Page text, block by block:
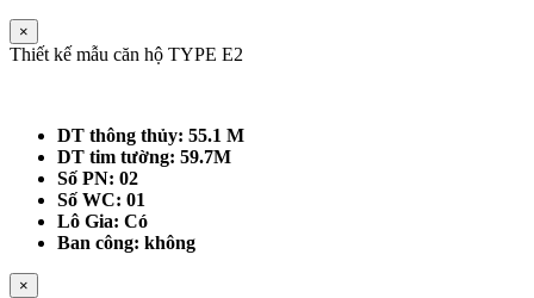
×
Thiết kế mẫu căn hộ TYPE E2
DT thông thủy: 55.1 M
DT tim tường: 59.7M
Số PN: 02
Số WC: 01
Lô Gia: Có
Ban công: không
×